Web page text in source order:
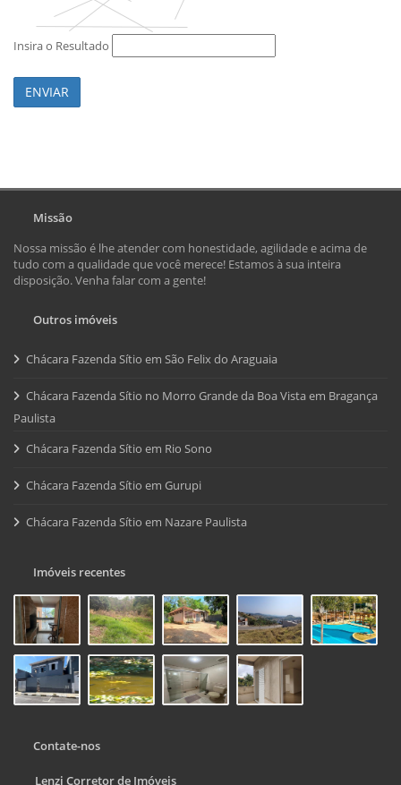
Insira o Resultado
ENVIAR
Missão
Nossa missão é lhe atender com honestidade, agilidade e acima de
tudo com a qualidade que você merece! Estamos à sua inteira
disposição. Venha falar com a gente!
Outros imóveis
Chácara Fazenda Sítio em São Felix do Araguaia
Chácara Fazenda Sítio no Morro Grande da Boa Vista em Bragança
Paulista
Chácara Fazenda Sítio em Rio Sono
Chácara Fazenda Sítio em Gurupi
Chácara Fazenda Sítio em Nazare Paulista
Imóveis recentes
Contate-nos
Lenzi Corretor de Imóveis